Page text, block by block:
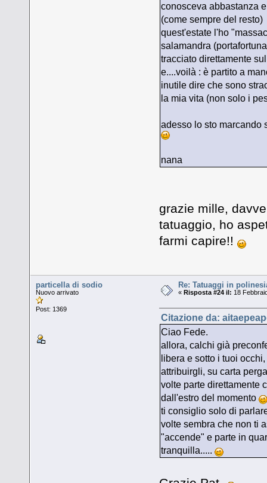
conosceva abbastanza
(come sempre del resto)
quest'estate l'ho
salamandra
tracciato direttamente
e....voilà : è partito a
inutile dire che sono
la mia vita (non solo i
adesso lo sto marcando
nana
grazie mille,
tatuaggio, ho
farmi capire!!
particella di sodio
Nuovo arrivato
Post: 1369
Re: Tatuaggi in
«Risposta #24 il: 18
Citazione da:
Ciao Fede.
allora, calchi già
libera e sotto i tuoi
attribuirgli, su carta
volte parte direttamente
dall'estro del momento
ti consiglio solo di
volte sembra che non ti
"accende" e parte in
tranquilla.....